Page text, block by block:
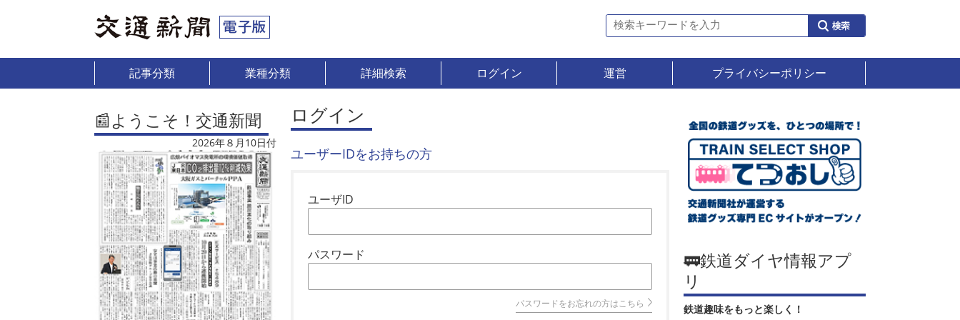
記事分類 業種分類 詳細検索 ログイン 運営 プライバシーポリシー
📰ようこそ！交通新聞
2026年８月10日付
ログイン
ユーザーIDをお持ちの方
ユーザID
パスワード
パスワードをお忘れの方はこちら
🚃鉄道ダイヤ情報アプ
リ
鉄道趣味をもっと楽しく！